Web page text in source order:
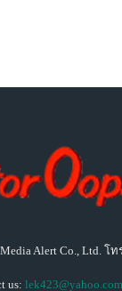
Alert Co., Ltd. โ
us: lek423@yahoo.com